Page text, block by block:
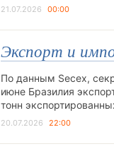
21.07.2026 00:00
Экспорт и
По данным Secex,
июне Бразилия
тонн
20.07.2026 22:00